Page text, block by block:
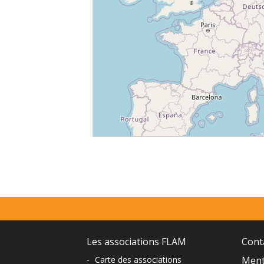
Navigation
Les associations FLAM
- Carte des associations